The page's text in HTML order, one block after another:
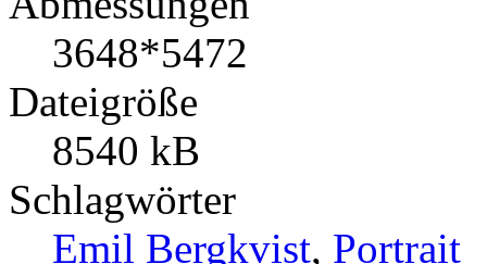
3648*5472
Dateigröße
8540 kB
Schlagwörter
Emil Bergkvist, Portrait